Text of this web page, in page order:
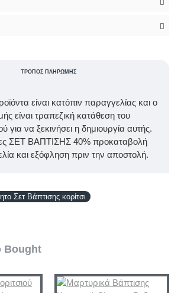
ΤΡΌΠΟΣ ΠΛΗΡΩΜΉΣ
είναι κατόπιν παραγγελίας και ο
είναι τραπεζική κατάθεση του
για να ξεκινήσει η δημιουργία αυτής.
ΣΕΤ ΒΑΠΤΙΣΗΣ 40% προκαταβολή
και εξόφληση πριν την αποστολή.
Σετ Βάπτισης κορίτσι
Bought